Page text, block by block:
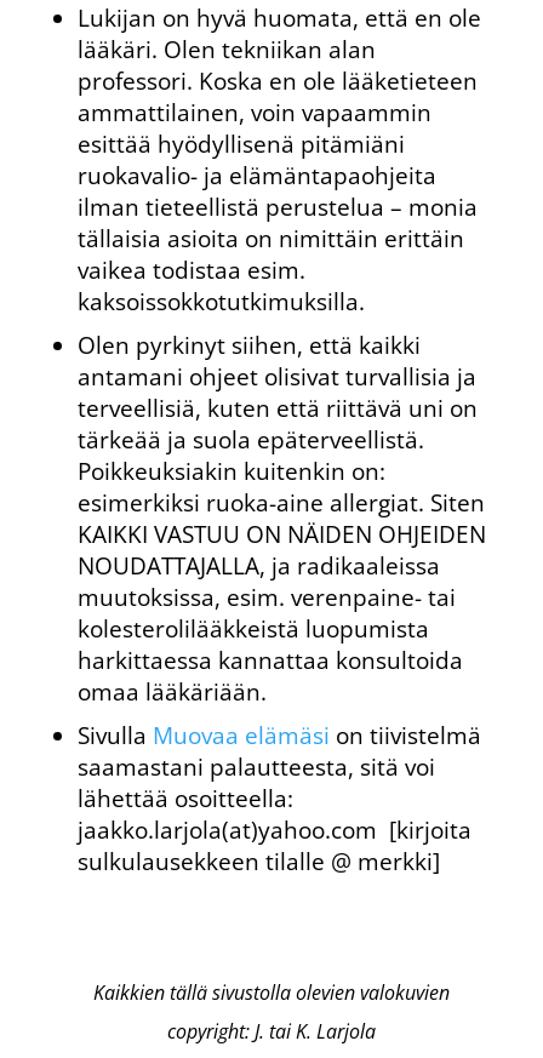
Lukijan on hyvä huomata, että en ole
lääkäri. Olen tekniikan alan
professori. Koska en ole lääketieteen
ammattilainen, voin vapaammin
esittää hyödyllisenä pitämiäni
ruokavalio- ja elämäntapaohjeita
ilman tieteellistä perustelua – monia
tällaisia asioita on nimittäin erittäin
vaikea todistaa esim.
kaksoissokkotutkimuksilla.
Olen pyrkinyt siihen, että kaikki
antamani ohjeet olisivat turvallisia ja
terveellisiä, kuten että riittävä uni on
tärkeää ja suola epäterveellistä.
Poikkeuksiakin kuitenkin on:
esimerkiksi ruoka-aine allergiat. Siten
KAIKKI VASTUU ON NÄIDEN OHJEIDEN
NOUDATTAJALLA, ja radikaaleissa
muutoksissa, esim. verenpaine- tai
kolesterolilääkkeistä luopumista
harkittaessa kannattaa konsultoida
omaa lääkäriään.
Sivulla Muovaa elämäsi on tiivistelmä
saamastani palautteesta, sitä voi
lähettää osoitteella:
jaakko.larjola(at)yahoo.com [kirjoita
sulkulausekkeen tilalle @ merkki]
Kaikkien tällä sivustolla olevien valokuvien
copyright: J. tai K. Larjola